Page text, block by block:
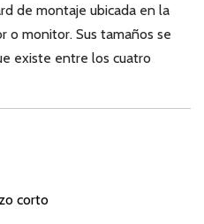
de montaje ubicada en la
o monitor. Sus tamaños se
existe entre los cuatro
corto